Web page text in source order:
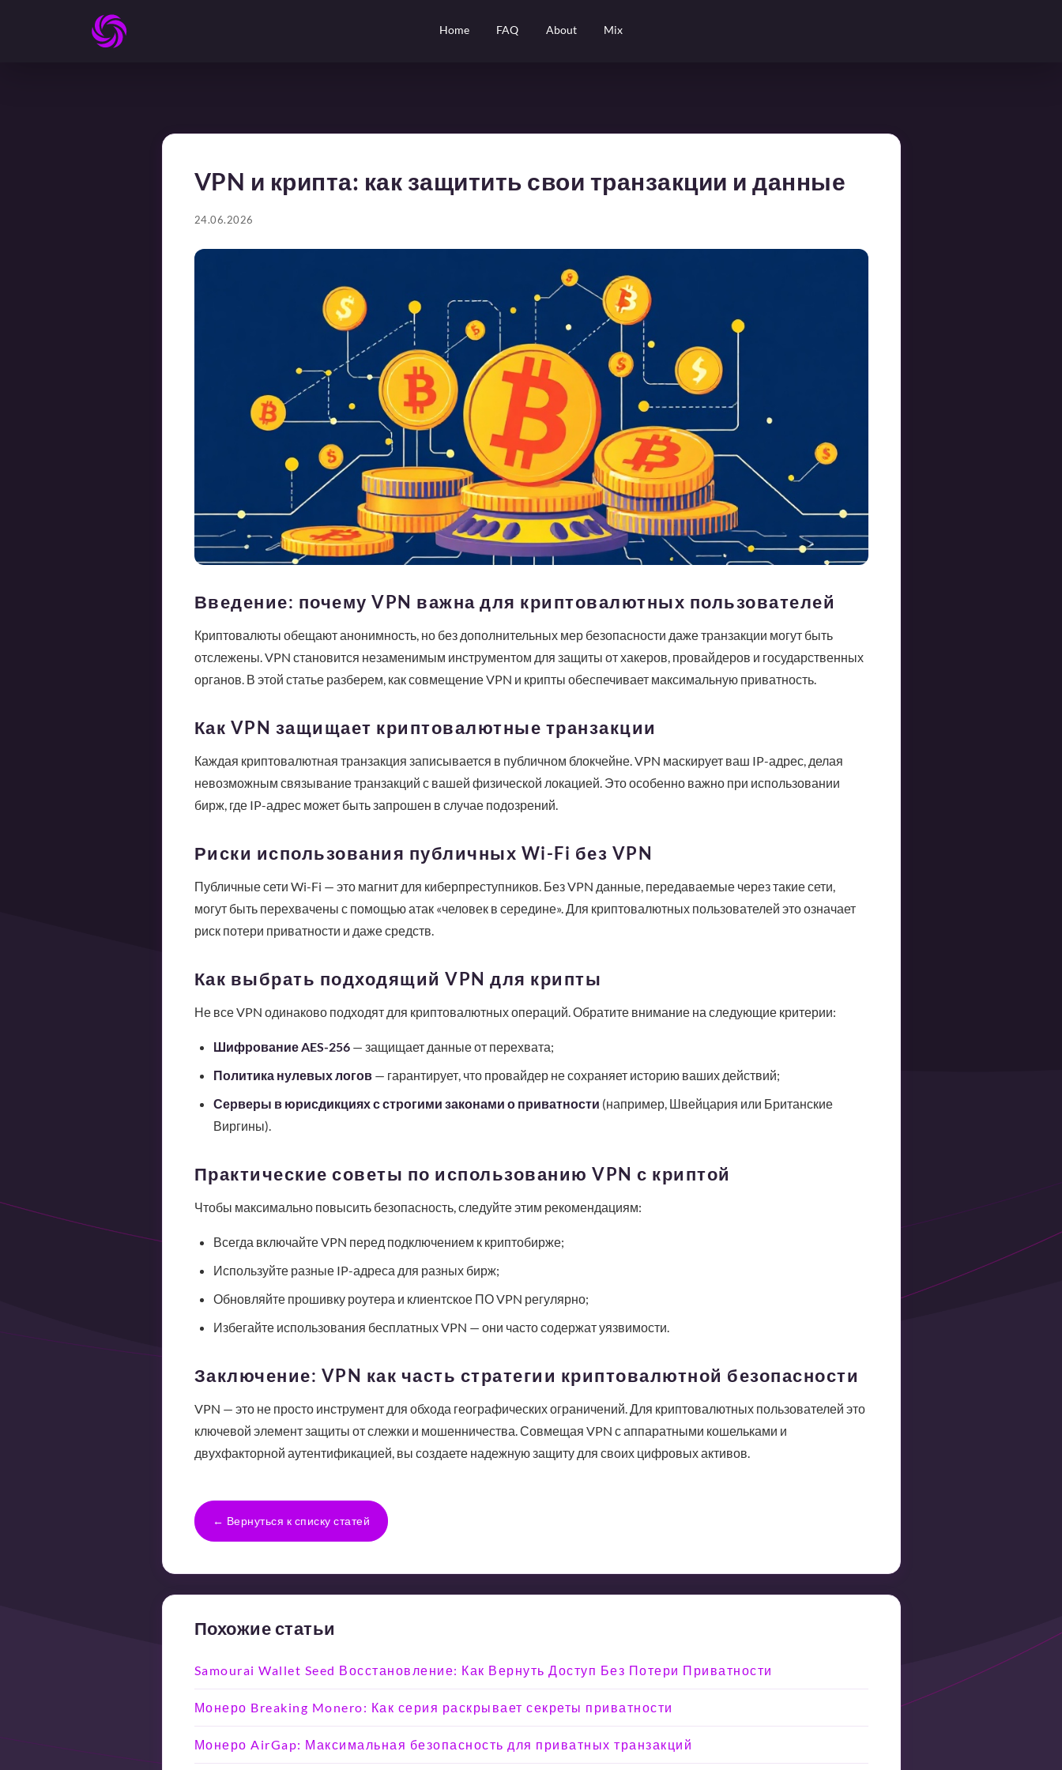
Home FAQ About Mix
VPN и крипта: как защитить свои транзакции и данные
24.06.2026
Введение: почему VPN важна для криптовалютных пользователей
Криптовалюты обещают анонимность, но без дополнительных мер безопасности даже транзакции могут быть
отслежены. VPN становится незаменимым инструментом для защиты от хакеров, провайдеров и государственных
органов. В этой статье разберем, как совмещение VPN и крипты обеспечивает максимальную приватность.
Как VPN защищает криптовалютные транзакции
Каждая криптовалютная транзакция записывается в публичном блокчейне. VPN маскирует ваш IP-адрес, делая
невозможным связывание транзакций с вашей физической локацией. Это особенно важно при использовании
бирж, где IP-адрес может быть запрошен в случае подозрений.
Риски использования публичных Wi-Fi без VPN
Публичные сети Wi-Fi — это магнит для киберпреступников. Без VPN данные, передаваемые через такие сети,
могут быть перехвачены с помощью атак «человек в середине». Для криптовалютных пользователей это означает
риск потери приватности и даже средств.
Как выбрать подходящий VPN для крипты
Не все VPN одинаково подходят для криптовалютных операций. Обратите внимание на следующие критерии:
Шифрование AES-256— защищает данные от перехвата;
Политика нулевых логов— гарантирует, что провайдер не сохраняет историю ваших действий;
Серверы в юрисдикциях с строгими законами о приватности (например, Швейцария или Британские
Виргины).
Практические советы по использованию VPN с криптой
Чтобы максимально повысить безопасность, следуйте этим рекомендациям:
Всегда включайте VPN перед подключением к криптобирже;
Используйте разные IP-адреса для разных бирж;
Обновляйте прошивку роутера и клиентское ПО VPN регулярно;
Избегайте использования бесплатных VPN — они часто содержат уязвимости.
Заключение: VPN как часть стратегии криптовалютной безопасности
VPN — это не просто инструмент для обхода географических ограничений. Для криптовалютных пользователей это
ключевой элемент защиты от слежки и мошенничества. Совмещая VPN с аппаратными кошельками и
двухфакторной аутентификацией, вы создаете надежную защиту для своих цифровых активов.
← Вернуться к списку статей
Похожие статьи
Samourai Wallet Seed Восстановление: Как Вернуть Доступ Без Потери Приватности
Монеро Breaking Monero: Как серия раскрывает секреты приватности
Монеро AirGap: Максимальная безопасность для приватных транзакций